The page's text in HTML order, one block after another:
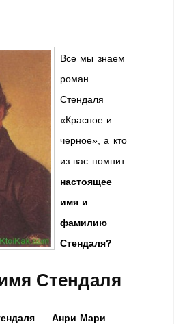
Все мы знаем
роман
Стендаля
«Красное и
черное», а кто
из вас помнит
настоящее
имя и
фамилию
Стендаля?
Стендаля
— Анри Мари